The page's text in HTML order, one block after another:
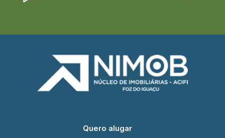
Quero alugar